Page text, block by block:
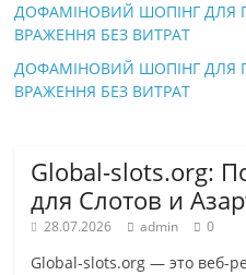
ДОФАМІНОВИЙ ШОПІНГ ДЛЯ
ВРАЖЕННЯ БЕЗ ВИТРАТ
ДОФАМІНОВИЙ ШОПІНГ ДЛЯ
ВРАЖЕННЯ БЕЗ ВИТРАТ
Global-slots.org:
для Слотов и
28.07.2026 admin 0
Global-slots.org — это веб-